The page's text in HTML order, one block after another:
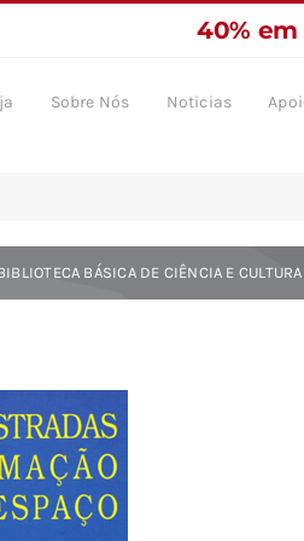
Sobre Nós Noticias
BÁSICA DE CIÊNCIA E CULTURA